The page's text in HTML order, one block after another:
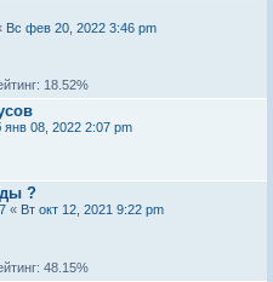
Вс фев 20, 2022 3:46 pm
18.52%
янв 08, 2022 2:07 pm
?
« Вт окт 12, 2021 9:22 pm
48.15%